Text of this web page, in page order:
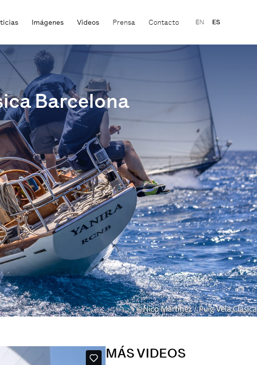
Imágenes Videos Prensa Contacto EN ES
Barcelona
MÁS VIDEOS